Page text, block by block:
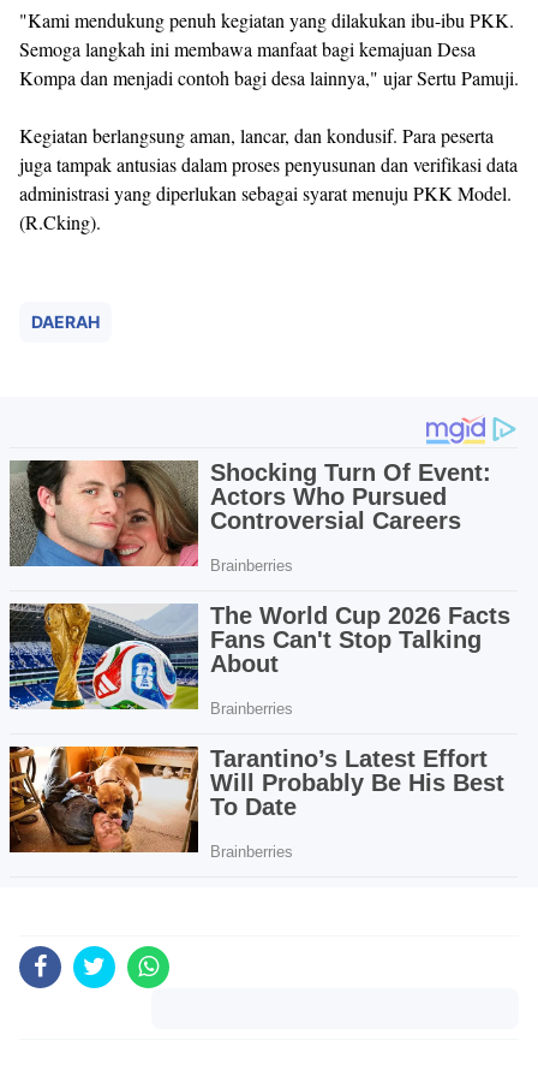
"Kami mendukung penuh kegiatan yang dilakukan ibu-ibu PKK.
Semoga langkah ini membawa manfaat bagi kemajuan Desa
Kompa dan menjadi contoh bagi desa lainnya," ujar Sertu Pamuji.
Kegiatan berlangsung aman, lancar, dan kondusif. Para peserta
juga tampak antusias dalam proses penyusunan dan verifikasi data
administrasi yang diperlukan sebagai syarat menuju PKK Model.
(R.Cking).
DAERAH